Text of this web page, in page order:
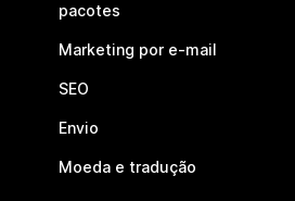
pacotes
Marketing por e-mail
SEO
Envio
Moeda e tradução